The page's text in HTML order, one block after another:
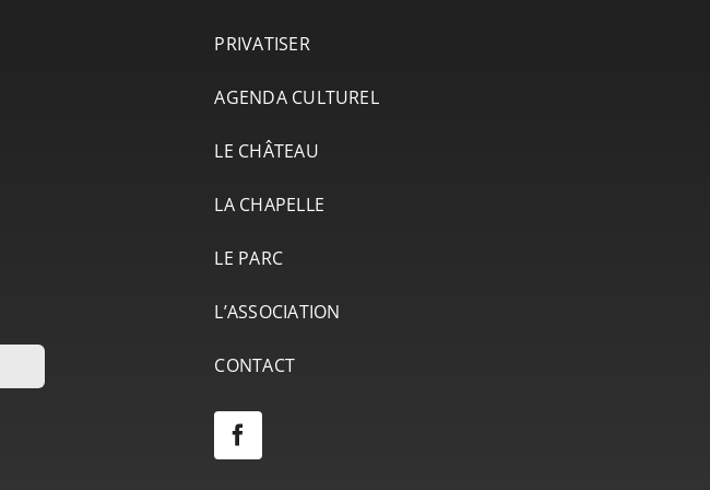
PRIVATISER
AGENDA CULTUREL
LE CHÂTEAU
LA CHAPELLE
LE PARC
L’ASSOCIATION
CONTACT